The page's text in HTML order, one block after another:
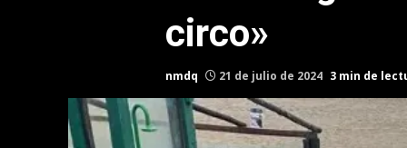
circo»
nmdq 21 de julio de 2024 3 min de